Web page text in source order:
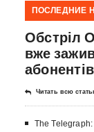
ПОСЛЕДНИЕ
Обстріл
вже
абонентів
Читать всю
The Telegraph: